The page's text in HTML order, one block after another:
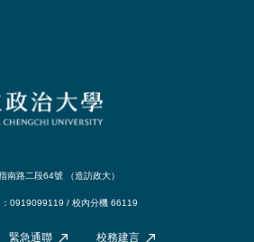
南路二段64號 （造訪政大）
0919099119 / 校內分機 66119
緊急通聯 校務建言